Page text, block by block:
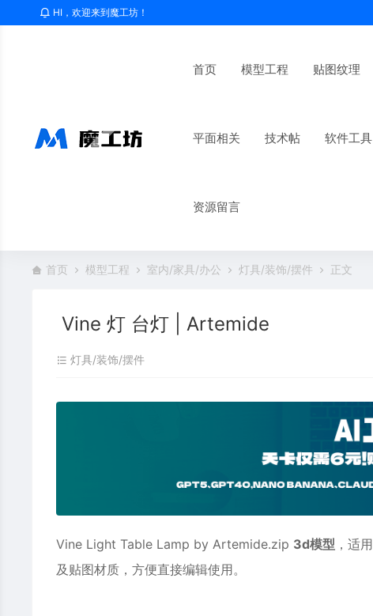
HI，欢迎来到魔工坊！
首页 模型工程 贴图纹理
平面相关 技术帖 软件工具
资源留言
首页 模型工程 室内/家具/办公 灯具/装饰/摆件 正文
Vine 灯 台灯 | Artemide
灯具/装饰/摆件
Vine Light Table Lamp by Artemide.zip 3d模型 ，适用
及贴图材质，方便直接编辑使用。